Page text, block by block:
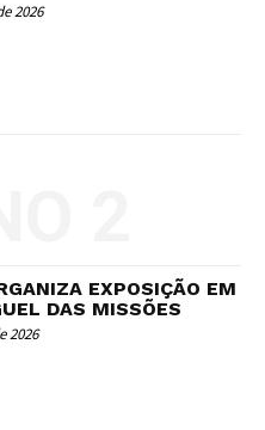
2026
2
EXPOSIÇÃO EM
DAS MISSÕES
2026